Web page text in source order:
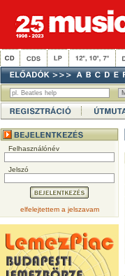
Felhasználónév
Jelszó
elfelejtettem a jelszavam